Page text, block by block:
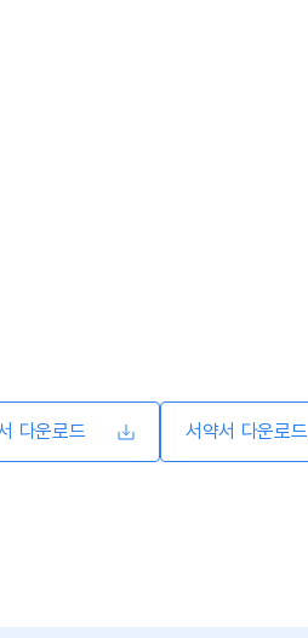
다운로드 서약서 다운로드